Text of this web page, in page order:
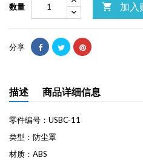
数量  加入
分享
描述 商品详细信息
零件编号：USBC-11
类型：防尘罩
材质：ABS